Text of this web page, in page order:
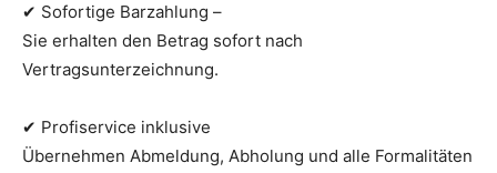
✔ Sofortige Barzahlung –
Sie erhalten den Betrag sofort nach
Vertragsunterzeichnung.
✔ Profiservice inklusive
Übernehmen Abmeldung, Abholung und alle Formalitäten